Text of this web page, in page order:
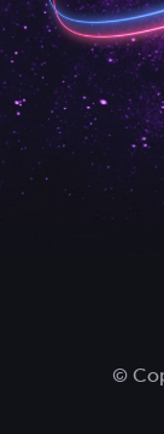
©